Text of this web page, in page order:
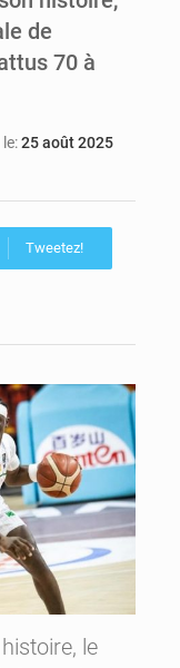
de
70 à
le:25 août 2025
Tweetez!
le